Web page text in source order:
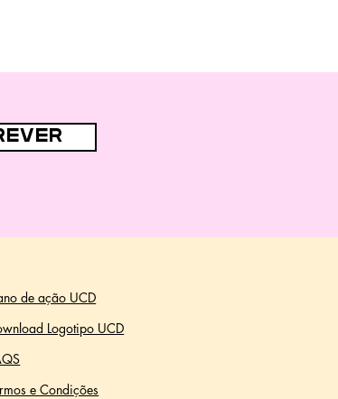
de ação UCD
Logotipo UCD
e Condições